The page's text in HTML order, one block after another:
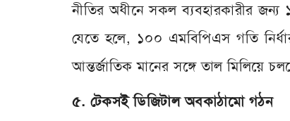
নীতির অধীনে সকল ব্যবহারকারীর
যেতে হলে, ১০০ এমবিপিএস গতি
আন্তর্জাতিক মানের সঙ্গে তাল মিলিয়ে
৫. টেকসই ডিজিটাল অবকাঠামো গঠন